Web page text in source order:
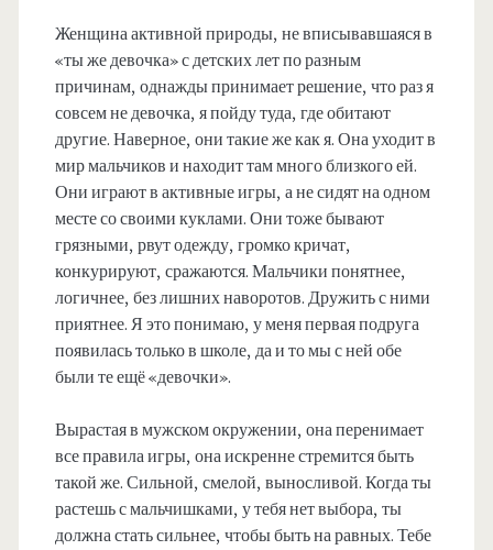
Женщина активной природы, не вписывавшаяся в
«ты же девочка» с детских лет по разным
причинам, однажды принимает решение, что раз я
совсем не девочка, я пойду туда, где обитают
другие. Наверное, они такие же как я. Она уходит в
мир мальчиков и находит там много близкого ей.
Они играют в активные игры, а не сидят на одном
месте со своими куклами. Они тоже бывают
грязными, рвут одежду, громко кричат,
конкурируют, сражаются. Мальчики понятнее,
логичнее, без лишних наворотов. Дружить с ними
приятнее. Я это понимаю, у меня первая подруга
появилась только в школе, да и то мы с ней обе
были те ещё «девочки».
Вырастая в мужском окружении, она перенимает
все правила игры, она искренне стремится быть
такой же. Сильной, смелой, выносливой. Когда ты
растешь с мальчишками, у тебя нет выбора, ты
должна стать сильнее, чтобы быть на равных. Тебе